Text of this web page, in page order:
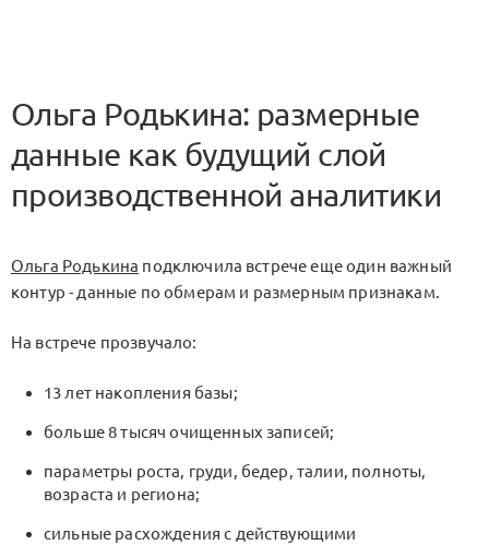
Ольга Родькина: размерные
данные как будущий слой
производственной аналитики
Ольга Родькина подключила встрече еще один важный
контур - данные по обмерам и размерным признакам.
На встрече прозвучало:
13 лет накопления базы;
больше 8 тысяч очищенных записей;
параметры роста, груди, бедер, талии, полноты,
возраста и региона;
сильные расхождения с действующими